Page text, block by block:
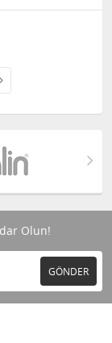
Olun!
GÖNDER